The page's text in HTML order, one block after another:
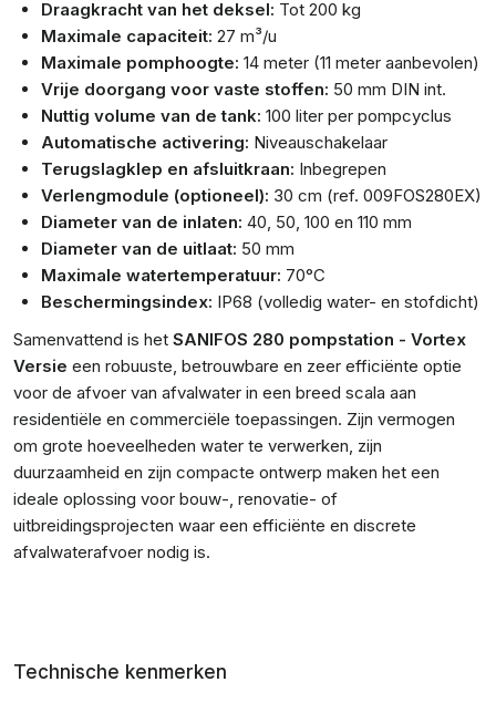
Draagkracht van het deksel: Tot 200 kg
Maximale capaciteit: 27 m³/u
Maximale pomphoogte: 14 meter (11 meter aanbevolen)
Vrije doorgang voor vaste stoffen: 50 mm DIN int.
Nuttig volume van de tank: 100 liter per pompcyclus
Automatische activering: Niveauschakelaar
Terugslagklep en afsluitkraan: Inbegrepen
Verlengmodule (optioneel): 30 cm (ref. 009FOS280EX)
Diameter van de inlaten: 40, 50, 100 en 110 mm
Diameter van de uitlaat: 50 mm
Maximale watertemperatuur: 70°C
Beschermingsindex: IP68 (volledig water- en stofdicht)
Samenvattend is het SANIFOS 280 pompstation - Vortex
Versie een robuuste, betrouwbare en zeer efficiënte optie
voor de afvoer van afvalwater in een breed scala aan
residentiële en commerciële toepassingen. Zijn vermogen
om grote hoeveelheden water te verwerken, zijn
duurzaamheid en zijn compacte ontwerp maken het een
ideale oplossing voor bouw-, renovatie- of
uitbreidingsprojecten waar een efficiënte en discrete
afvalwaterafvoer nodig is.
Technische kenmerken